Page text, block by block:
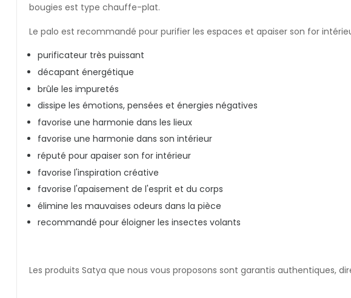
bougies est type chauffe-plat.
Le palo est recommandé pour purifier les espaces et apaiser son for
purificateur très puissant
décapant énergétique
brûle les impuretés
dissipe les émotions, pensées et énergies négatives
favorise une harmonie dans les lieux
favorise une harmonie dans son intérieur
réputé pour apaiser son for intérieur
favorise l'inspiration créative
favorise l'apaisement de l'esprit et du corps
élimine les mauvaises odeurs dans la pièce
recommandé pour éloigner les insectes volants
Les produits Satya que nous vous proposons sont garantis authentiques,